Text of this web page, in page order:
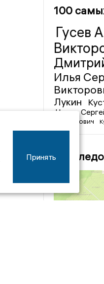
100
Гусев
Илья
Лукин
Чижов
Михайлович
Иванович
Принять